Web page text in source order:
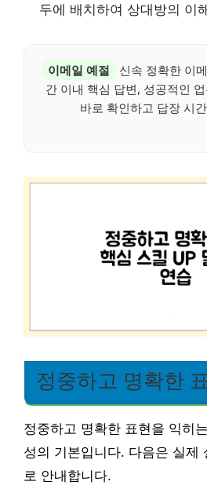
두에 배치하여 상대방의 이
이메일 예절
신속 정확한 이
간 이내 핵심 답변, 성공적인
바로 확인하고 답장 시
정중하고 명확한
정중하고 명확한 표현을 익히
성의 기본입니다. 다음은 실제
로 안내합니다.